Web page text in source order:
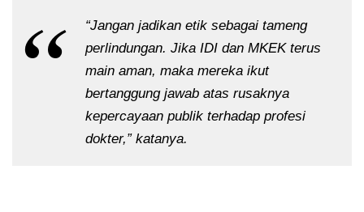
“Jangan jadikan etik sebagai tameng
perlindungan. Jika IDI dan MKEK terus
main aman, maka mereka ikut
bertanggung jawab atas rusaknya
kepercayaan publik terhadap profesi
dokter,” katanya.